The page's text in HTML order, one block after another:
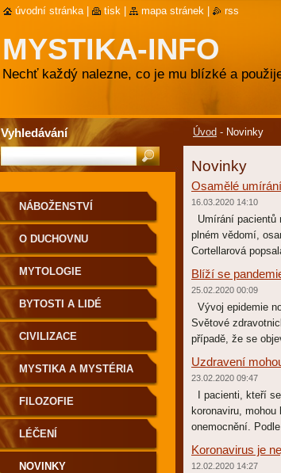
MYSTIKA-INFO
Nechť každý nalezne, co je mu blízké a
Úvod - Novinky
Novinky
Osamělé
16.03.2020 14:10
Umírání pacientů
plném vědomí,
Cortellarová
Blíží se
25.02.2020 00:09
Vývoj epidemie
Světové
případě, že se
Uzdravení
23.02.2020 09:47
I pacienti, kteří
koronaviru,
onemocnění.
Koronavirus je
12.02.2020 14:27
NÁBOŽENSTVÍ
O DUCHOVNU
MYTOLOGIE
BYTOSTI A LIDÉ
CIVILIZACE
MYSTIKA A MYSTÉRIA
FILOZOFIE
LÉČENÍ
NOVINKY
Vyhledávání
úvodní stránka tisk mapa stránek rss